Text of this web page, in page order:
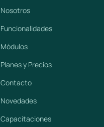
Nosotros
Funcionalidades
Módulos
Planes y Precios
Contacto
Novedades
Capacitaciones